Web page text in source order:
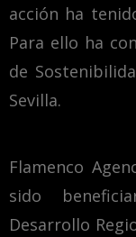
acción ha
Para ello ha
de
Sevilla.
Flamenco
sido
Desarrollo